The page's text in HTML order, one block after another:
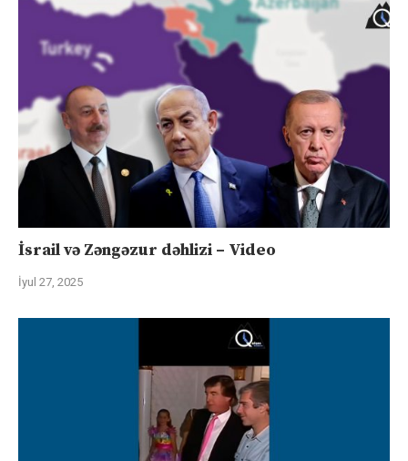
İsrail və Zəngəzur dəhlizi – Video
İyul 27, 2025